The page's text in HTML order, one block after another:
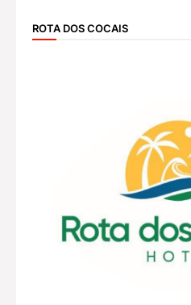
ROTA DOS COCAIS